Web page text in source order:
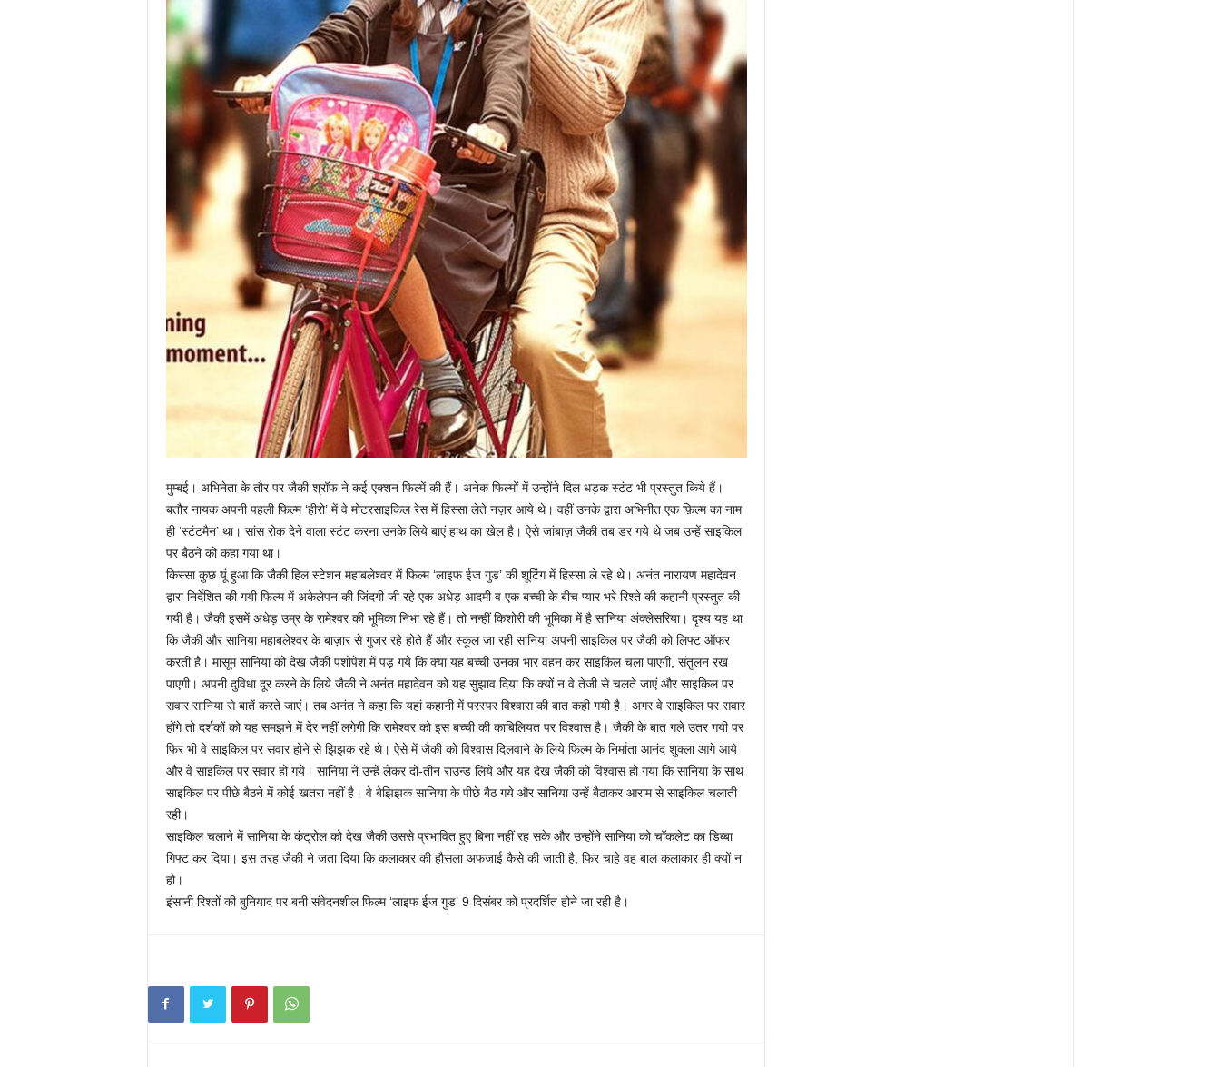
मुम्बई। अभिनेता के तौर पर जैकी श्रॉफ ने कई एक्शन फिल्में की हैं। अनेक फिल्मों में उन्होंने दिल धड़क स्टंट भी प्रस्तुत किये हैं।
बतौर नायक अपनी पहली फिल्म ‘हीरो’ में वे मोटरसाइकिल रेस में हिस्सा लेते नज़र आये थे। वहीं उनके द्वारा अभिनीत एक फ़िल्म का नाम
ही ‘स्टंटमैन’ था। सांस रोक देने वाला स्टंट करना उनके लिये बाएं हाथ का खेल है। ऐसे जांबाज़ जैकी तब डर गये थे जब उन्हें साइकिल
पर बैठने को कहा गया था।
किस्सा कुछ यूं हुआ कि जैकी हिल स्टेशन महाबलेश्वर में फिल्म ‘लाइफ ईज गुड’ की शूटिंग में हिस्सा ले रहे थे। अनंत नारायण महादेवन
द्वारा निर्देशित की गयी फिल्म में अकेलेपन की जिंदगी जी रहे एक अधेड़ आदमी व एक बच्ची के बीच प्यार भरे रिश्ते की कहानी प्रस्तुत की
गयी है। जैकी इसमें अधेड़ उम्र के रामेश्वर की भूमिका निभा रहे हैं। तो नन्हीं किशोरी की भूमिका में है सानिया अंक्लेसरिया। दृश्य यह था
कि जैकी और सानिया महाबलेश्वर के बाज़ार से गुजर रहे होते हैं और स्कूल जा रही सानिया अपनी साइकिल पर जैकी को लिफ्ट ऑफर
करती है। मासूम सानिया को देख जैकी पशोपेश में पड़ गये कि क्या यह बच्ची उनका भार वहन कर साइकिल चला पाएगी, संतुलन रख
पाएगी। अपनी दुविधा दूर करने के लिये जैकी ने अनंत महादेवन को यह सुझाव दिया कि क्यों न वे तेजी से चलते जाएं और साइकिल पर
सवार सानिया से बातें करते जाएं। तब अनंत ने कहा कि यहां कहानी में परस्पर विश्वास की बात कही गयी है। अगर वे साइकिल पर सवार
होंगे तो दर्शकों को यह समझने में देर नहीं लगेगी कि रामेश्वर को इस बच्ची की काबिलियत पर विश्वास है। जैकी के बात गले उतर गयी पर
फिर भी वे साइकिल पर सवार होने से झिझक रहे थे। ऐसे में जैकी को विश्वास दिलवाने के लिये फिल्म के निर्माता आनंद शुक्ला आगे आये
और वे साइकिल पर सवार हो गये। सानिया ने उन्हें लेकर दो-तीन राउन्ड लिये और यह देख जैकी को विश्वास हो गया कि सानिया के साथ
साइकिल पर पीछे बैठने में कोई खतरा नहीं है। वे बेझिझक सानिया के पीछे बैठ गये और सानिया उन्हें बैठाकर आराम से साइकिल चलाती
रही।
साइकिल चलाने में सानिया के कंट्रोल को देख जैकी उससे प्रभावित हुए बिना नहीं रह सके और उन्होंने सानिया को चॉकलेट का डिब्बा
गिफ्ट कर दिया। इस तरह जैकी ने जता दिया कि कलाकार की हौसला अफजाई कैसे की जाती है, फिर चाहे वह बाल कलाकार ही क्यों न
हो।
इंसानी रिश्तों की बुनियाद पर बनी संवेदनशील फिल्म ‘लाइफ ईज गुड’ 9 दिसंबर को प्रदर्शित होने जा रही है।